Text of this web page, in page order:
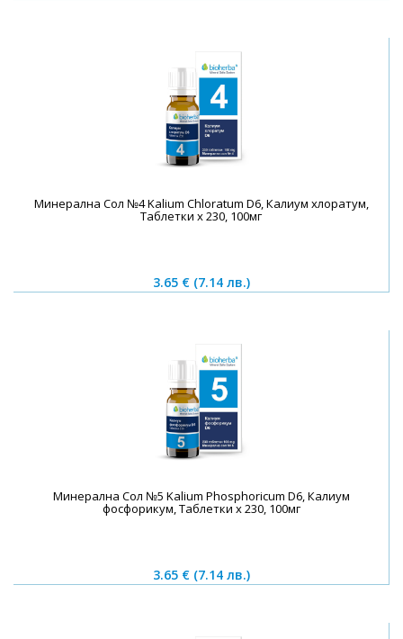
Минерална Сол №4 Kalium Chloratum D6, Калиум хлоратум,
Таблетки х 230, 100мг
3.65 € (7.14 лв.)
Минерална Сол №5 Kalium Phosphoricum D6, Калиум
фосфорикум, Таблетки х 230, 100мг
3.65 € (7.14 лв.)